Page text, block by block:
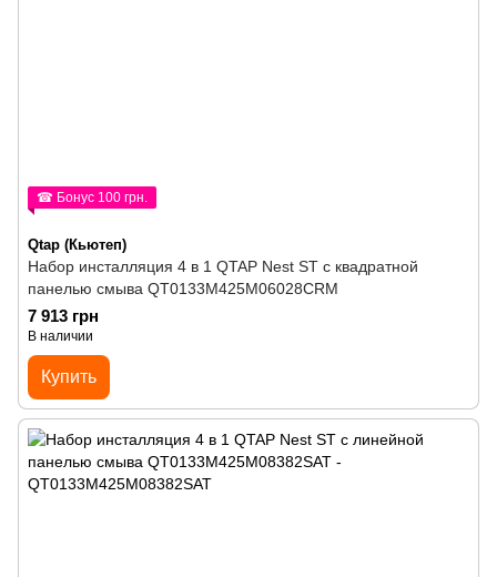
☎ Бонус 100 грн.
Qtap (Кьютеп)
Набор инсталляция 4 в 1 QTAP Nest ST с квадратной
панелью смыва QT0133M425M06028CRM
7 913 грн
В наличии
Купить